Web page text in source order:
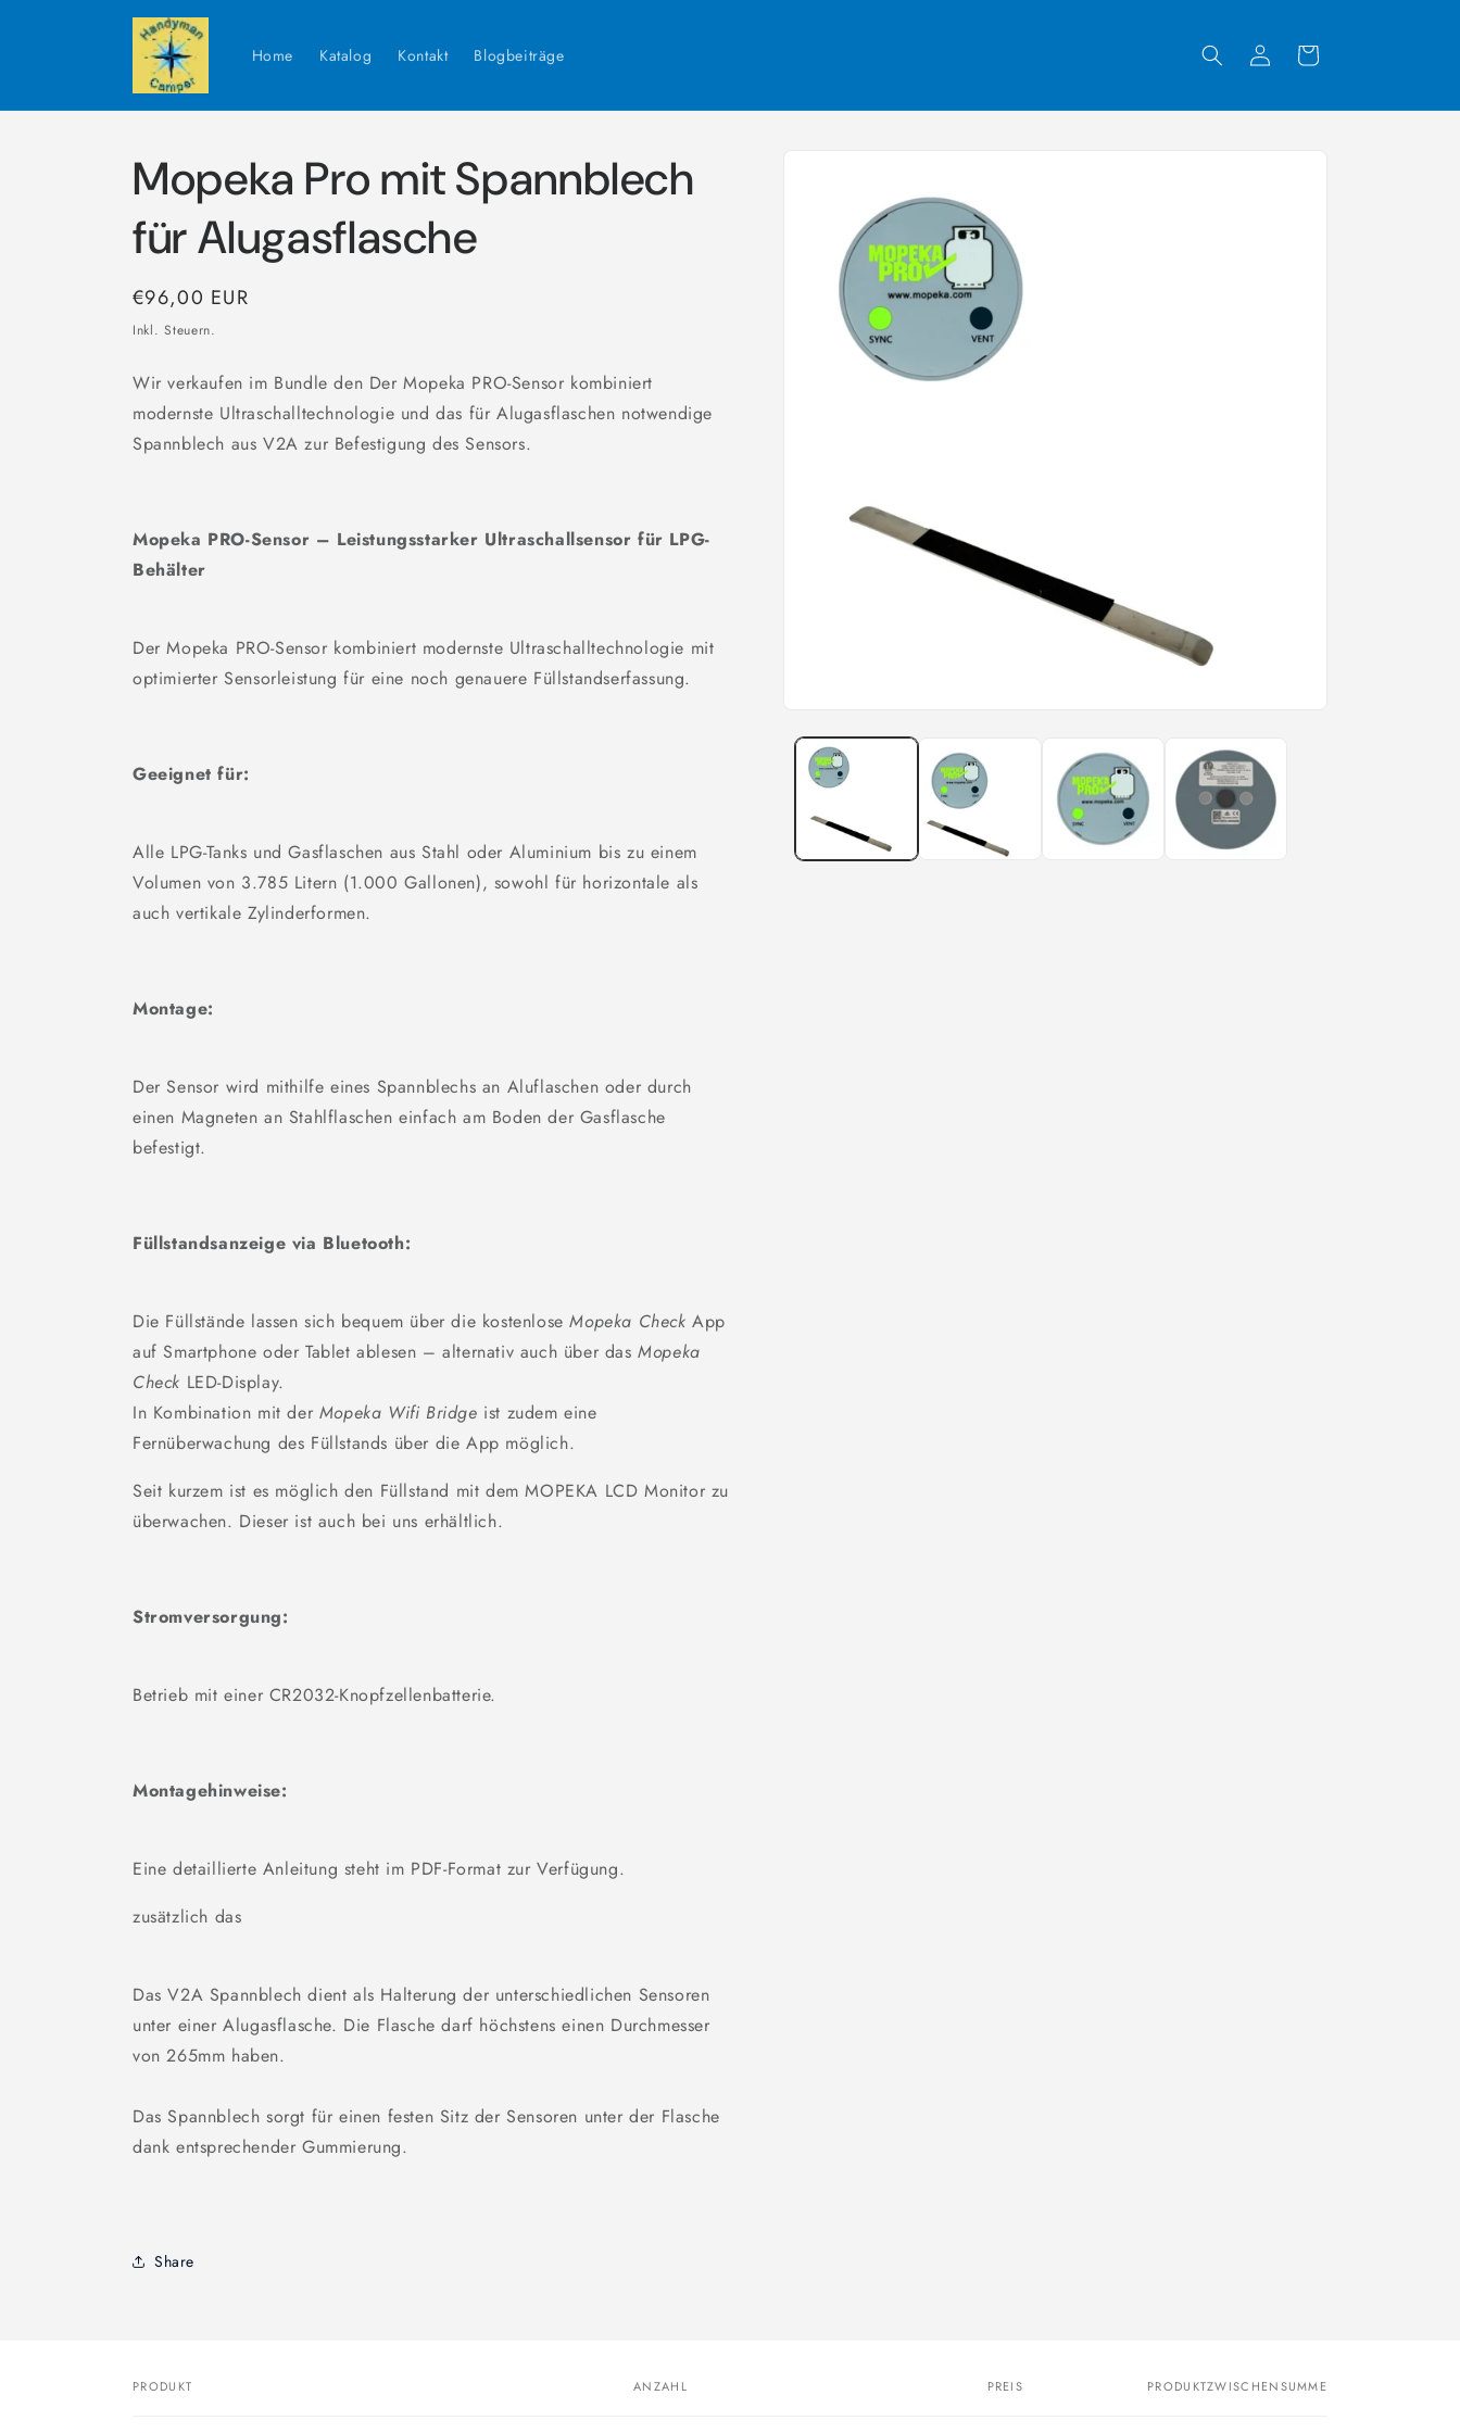
Home Katalog Kontakt Blogbeiträge EinloggenWarenkorb
Modal
öffnen
Mopeka Pro mit Spannblech
für Alugasflasche
Normaler
Preis
€96,00 EUR
Inkl. Steuern.
Wir verkaufen im Bundle den Der Mopeka PRO-Sensor kombiniert
modernste Ultraschalltechnologie und das für Alugasflaschen notwendige
Spannblech aus V2A zur Befestigung des Sensors.
Mopeka PRO-Sensor – Leistungsstarker Ultraschallsensor für LPG-
Behälter
Der Mopeka PRO-Sensor kombiniert modernste Ultraschalltechnologie mit
optimierter Sensorleistung für eine noch genauere Füllstandserfassung.
Geeignet für:
Alle LPG-Tanks und Gasflaschen aus Stahl oder Aluminium bis zu einem
Volumen von 3.785 Litern (1.000 Gallonen), sowohl für horizontale als
auch vertikale Zylinderformen.
Montage:
Der Sensor wird mithilfe eines Spannblechs an Aluflaschen oder durch
einen Magneten an Stahlflaschen einfach am Boden der Gasflasche
befestigt.
Füllstandsanzeige via Bluetooth:
Die Füllstände lassen sich bequem über die kostenloseMopeka Check App
auf Smartphone oder Tablet ablesen – alternativ auch über dasMopeka
Check LED-Display.
In Kombination mit der Mopeka Wifi Bridge ist zudem eine
Fernüberwachung des Füllstands über die App möglich.
Seit kurzem ist es möglich den Füllstand mit dem MOPEKA LCD Monitor zu
überwachen. Dieser ist auch bei uns erhältlich.
Stromversorgung:
Betrieb mit einer CR2032-Knopfzellenbatterie.
Montagehinweise:
Eine detaillierte Anleitung steht im PDF-Format zur Verfügung.
zusätzlich das
Das V2A Spannblech dient als Halterung der unterschiedlichen Sensoren
unter einer Alugasflasche. Die Flasche darf höchstens einen Durchmesser
von 265mm haben.
Das Spannblech sorgt für einen festen Sitz der Sensoren unter der Flasche
dank entsprechender Gummierung.
Share
PRODUKT ANZAHL PREIS PRODUKTZWISCHENSUMME